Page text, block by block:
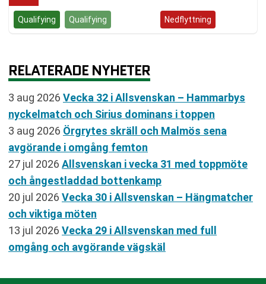
Qualifying Qualifying Nedflyttning
RELATERADE NYHETER
3 aug 2026 Vecka 32 i Allsvenskan – Hammarbys
nyckelmatch och Sirius dominans i toppen
3 aug 2026 Örgrytes skräll och Malmös sena
avgörande i omgång femton
27 jul 2026 Allsvenskan i vecka 31 med toppmöte
och ångestladdad bottenkamp
20 jul 2026 Vecka 30 i Allsvenskan – Hängmatcher
och viktiga möten
13 jul 2026 Vecka 29 i Allsvenskan med full
omgång och avgörande vägskäl